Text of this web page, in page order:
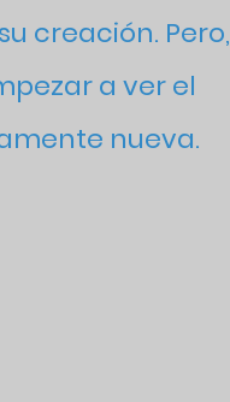
creación. Pero,
a ver el
nueva.